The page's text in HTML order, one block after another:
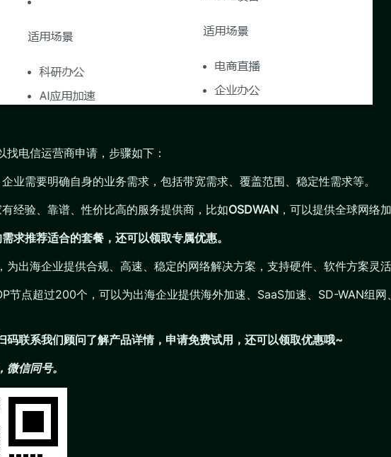
电信运营商申请，步骤如下：
业需要明确自身的业务需求，包括带宽需求、覆盖范围、稳定性需求等。
经验、靠谱、性价比高的服务提供商，比如OSDWAN ，可以提供全球网络
求推荐适合的套餐，还可以领取专属优惠。
出海企业提供合规、高速、稳定的网络解决方案，支持硬件、软件方案灵活
节点超过200个，可以为出海企业提供海外加速、SaaS加速、SD-WAN组
码联系我们顾问了解产品详情，申请免费试用，还可以领取优惠哦~
信同号。